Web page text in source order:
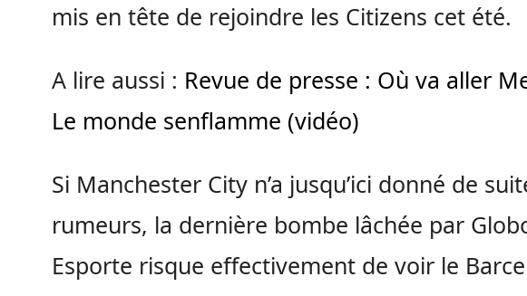
mis en tête de rejoindre les Citizens cet été.
A lire aussi : Revue de presse : Où va aller
Le monde senflamme (vidéo)
Si Manchester City n’a jusqu’ici donné de
rumeurs, la dernière bombe lâchée par
Esporte risque effectivement de voir le